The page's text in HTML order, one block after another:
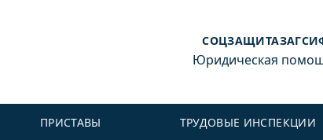
СОЦЗАЩИТАЗАГС
Юридическая
ПРИСТАВЫ ТРУДОВЫЕ ИНСПЕКЦИИ